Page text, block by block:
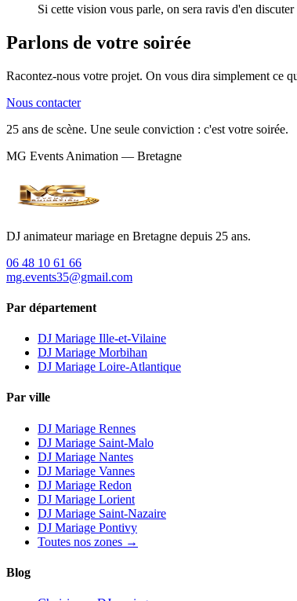
Si cette vision vous parle, on sera ravis d'en
Parlons de votre soirée
Racontez-nous votre projet. On vous dira simplement ce
Nous contacter
25 ans de scène. Une seule conviction : c'est votre soirée.
MG Events Animation — Bretagne
DJ animateur mariage en Bretagne depuis 25 ans.
06 48 10 61 66
mg.events35@gmail.com
Par département
DJ Mariage Ille-et-Vilaine
DJ Mariage Morbihan
DJ Mariage Loire-Atlantique
Par ville
DJ Mariage Rennes
DJ Mariage Saint-Malo
DJ Mariage Nantes
DJ Mariage Vannes
DJ Mariage Redon
DJ Mariage Lorient
DJ Mariage Saint-Nazaire
DJ Mariage Pontivy
Toutes nos zones →
Blog